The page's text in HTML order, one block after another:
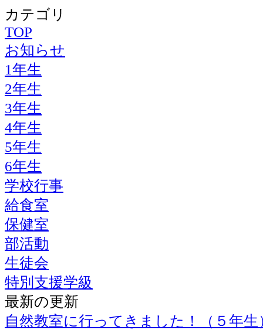
カテゴリ
TOP
お知らせ
1年生
2年生
3年生
4年生
5年生
6年生
学校行事
給食室
保健室
部活動
生徒会
特別支援学級
最新の更新
自然教室に行ってきました！（５年生